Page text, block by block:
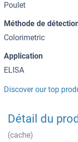
Poulet
Méthode de
Colorimetric
Application
ELISA
Discover our top
Détail du
(cache)